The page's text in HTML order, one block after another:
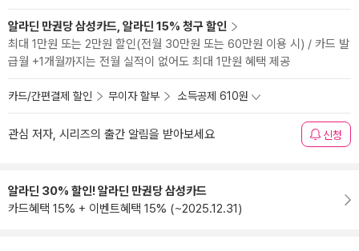
알라딘 만권당 삼성카드, 알라딘 15% 청구 할인
최대 1만원 또는 2만원 할인(전월 30만원 또는 60만원 이용 시) / 카드 발
급월 +1개월까지는 전월 실적이 없어도 최대 1만원 혜택 제공
카드/간편결제 할인 무이자 할부 소득공제 610원
관심 저자, 시리즈의 출간 알림을 받아보세요 신청
알라딘 30% 할인! 알라딘 만권당 삼성카드
카드혜택 15% + 이벤트혜택 15% (~2025.12.31)